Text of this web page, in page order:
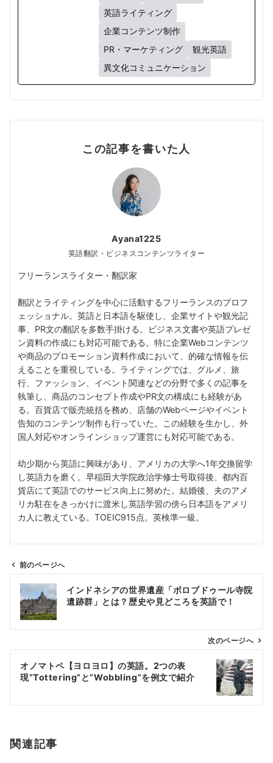
英語ライティング
企業コンテンツ制作
PR・マーケティング
観光英語
異文化コミュニケーション
この記事を書いた人
Ayana1225
英語翻訳・ビジネスコンテンツライター
フリーランスライター・翻訳家
翻訳とライティングを中心に活動するフリーランスのプロフ
ェッショナル。英語と日本語を駆使し、企業サイトや観光記
事、PR文の翻訳を多数手掛ける。ビジネス文書や英語プレゼ
ン資料の作成にも対応可能である。特に企業Webコンテンツ
や商品のプロモーション資料作成において、的確な情報を伝
えることを重視している。ライティングでは、グルメ、旅
行、ファッション、イベント関連などの分野で多くの記事を
執筆し、商品のコンセプト作成やPR文の構成にも経験があ
る。百貨店で販売統括を務め、店舗のWebページやイベント
告知のコンテンツ制作も行っていた。この経験を生かし、外
国人対応やオンラインショップ運営にも対応可能である。
幼少期から英語に興味があり、アメリカの大学へ1年交換留学
し英語力を磨く。早稲田大学院政治学修士号取得後、都内百
貨店にて英語でのサービス向上に努めた。結婚後、夫のアメ
リカ駐在をきっかけに渡米し英語学習の傍ら日本語をアメリ
カ人に教えている。TOEIC915点。英検準一級。
ン
前のページへ
インドネシアの世界遺産「ボロブドゥール寺院
遺跡群」とは？歴史や見どころを英語で！
次のページへ
オノマトペ【ヨロヨロ】の英語。2つの表
現”Tottering”と”Wobbling”を例文で紹介
関連記事